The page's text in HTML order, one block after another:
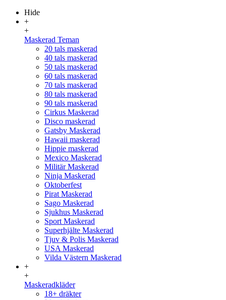
Hide
+
+
Maskerad Teman
20 tals maskerad
40 tals maskerad
50 tals maskerad
60 tals maskerad
70 tals maskerad
80 tals maskerad
90 tals maskerad
Cirkus Maskerad
Disco maskerad
Gatsby Maskerad
Hawaii maskerad
Hippie maskerad
Mexico Maskerad
Militär Maskerad
Ninja Maskerad
Oktoberfest
Pirat Maskerad
Sago Maskerad
Sjukhus Maskerad
Sport Maskerad
Superhjälte Maskerad
Tjuv & Polis Maskerad
USA Maskerad
Vilda Västern Maskerad
+
+
Maskeradkläder
18+ dräkter